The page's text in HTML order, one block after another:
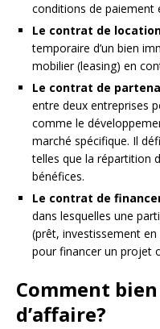
conditions de paiement
Le contrat de
temporaire d’un bien
mobilier (leasing) en
Le contrat de
entre deux entreprises
comme le
marché spécifique. Il
telles que la répartition
bénéfices.
Le contrat de
dans lesquelles une
(prêt, investissement
pour financer un projet
Comment
d’affaire?